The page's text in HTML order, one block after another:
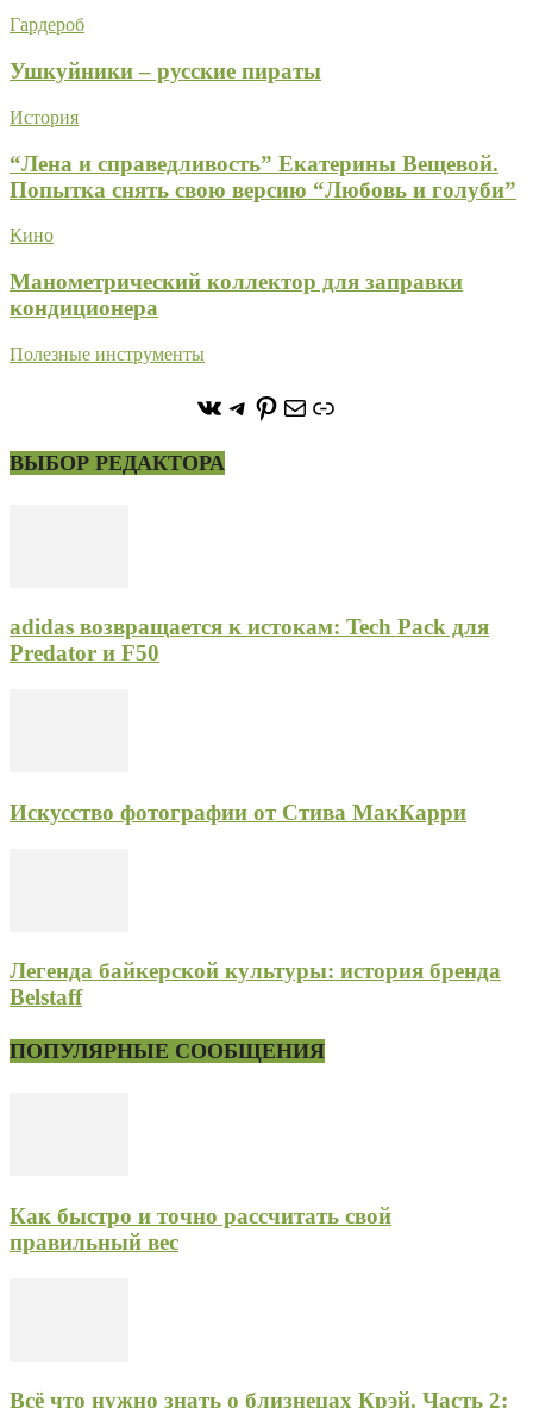
Гардероб
Ушкуйники – русские пираты
История
“Лена и справедливость” Екатерины Вещевой.
Попытка снять свою версию “Любовь и голуби”
Кино
Манометрический коллектор для заправки
кондиционера
Полезные инструменты
https://vk.com/
https://t.me/stoneforest
https://
ПочтаСсылка
ВЫБОР РЕДАКТОРА
adidas возвращается к истокам: Tech Pack для
Predator и F50
Искусство фотографии от Стива МакКарри
Легенда байкерской культуры: история бренда
Belstaff
ПОПУЛЯРНЫЕ СООБЩЕНИЯ
Как быстро и точно рассчитать свой
правильный вес
Всё что нужно знать о близнецах Крэй. Часть 2: